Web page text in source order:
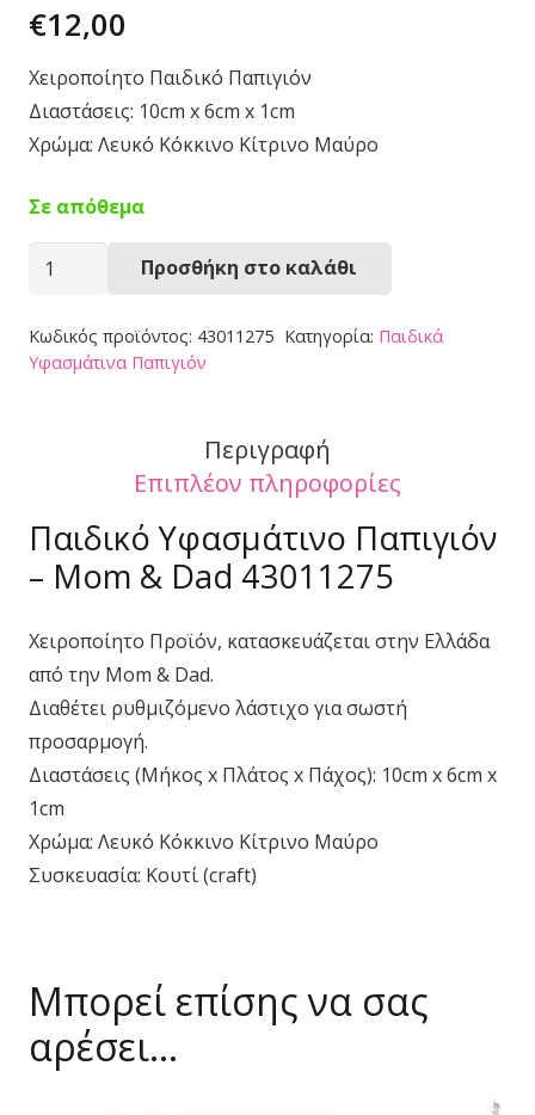
€12,00
Χειροποίητο Παιδικό Παπιγιόν
Διαστάσεις: 10cm x 6cm x 1cm
Χρώμα: Λευκό Κόκκινο Κίτρινο Μαύρο
Σε απόθεμα
Παπιγιόν
ποσότητα
Προσθήκη στο καλάθι
Κωδικός προϊόντος: 43011275 Κατηγορία: Παιδικά
Υφασμάτινα Παπιγιόν
Περιγραφή
Επιπλέον πληροφορίες
Παιδικό Υφασμάτινο Παπιγιόν
– Mom & Dad 43011275
Χειροποίητο Προϊόν, κατασκευάζεται στην Ελλάδα
από την Mom & Dad.
Διαθέτει ρυθμιζόμενο λάστιχο για σωστή
προσαρμογή.
Διαστάσεις (Μήκος x Πλάτος x Πάχος): 10cm x 6cm x
1cm
Χρώμα: Λευκό Κόκκινο Κίτρινο Μαύρο
Συσκευασία: Κουτί (craft)
Μπορεί επίσης να σας
αρέσει…